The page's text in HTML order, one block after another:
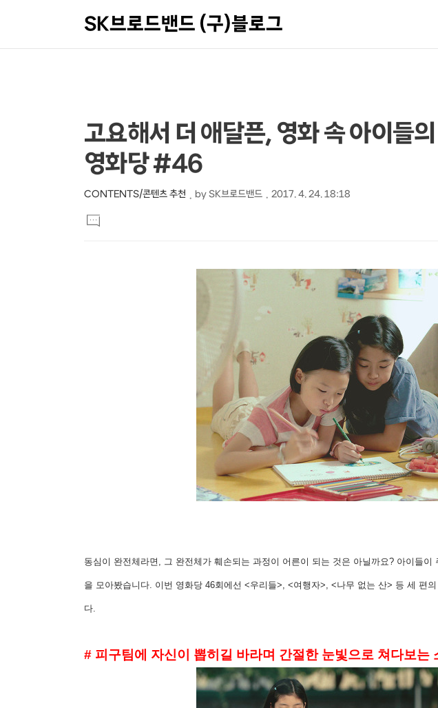
SK브로드밴드 (구)블로그
상
세
컨
텐
츠
본
문
제
목
고요해서 더 애달픈, 영화 속 아이들
영화당 #46
CONTENTS/콘텐츠 추천 by SK브로드밴드 2017. 4. 24. 18:18
문
댓
글
동심이 완전체라면, 그 완전체가 훼손되는 과정이 어른이 되는 것은 아닐까요? 아이들
을 모아봤습니다. 이번 영화당 46회에선 <우리들>, <여행자>, <나무 없는 산> 등 세 편
다.
# 피구팀에 자신이 뽑히길 바라며 간절한 눈빛으로 쳐다보는